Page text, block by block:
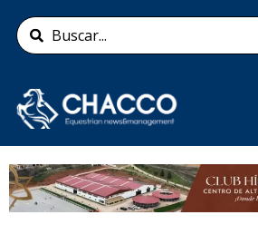
contenido
Search
...
Añade aquí tu texto de
cabecera